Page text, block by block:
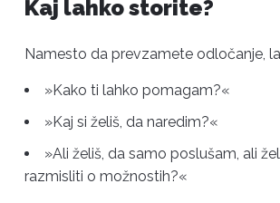
Kaj lahko storite?
Namesto da prevzamete odločanje,
»Kako ti lahko pomagam?«
»Kaj si želiš, da naredim?«
»Ali želiš, da samo poslušam, ali
razmisliti o možnostih?«